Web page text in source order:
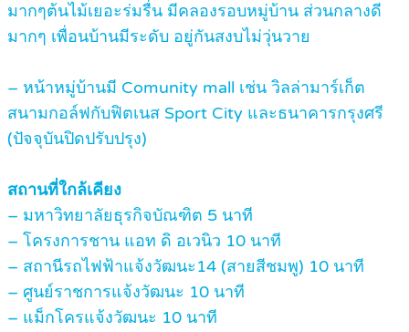
มากๆต้นไม้เยอะร่มรื่น มีคลองรอบหมู่บ้าน ส่วนกลางดี
มากๆ เพื่อนบ้านมีระดับ อยู่กันสงบไม่วุ่นวาย
– หน้าหมู่บ้านมี Comunity mall เช่น วิลล่ามาร์เก็ต
สนามกอล์ฟกับฟิตเนส Sport City และธนาคารกรุงศรี
(ปัจจุบันปิดปรับปรุง)
สถานที่ใกล้เคียง
– มหาวิทยาลัยธุรกิจบัณฑิต 5 นาที
– โครงการชาน แอท ดิ อเวนิว 10 นาที
– สถานีรถไฟฟ้าแจ้งวัฒนะ14 (สายสีชมพู) 10 นาที
– ศูนย์ราชการแจ้งวัฒนะ 10 นาที
– แม็กโครแจ้งวัฒนะ 10 นาที